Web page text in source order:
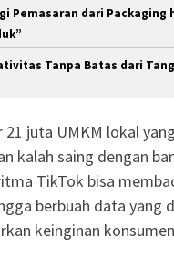
Pemasaran dari Packaging
Tanpa Batas dari
21 juta UMKM lokal
kalah saing dengan
TikTok bisa
berbuah data yang
keinginan